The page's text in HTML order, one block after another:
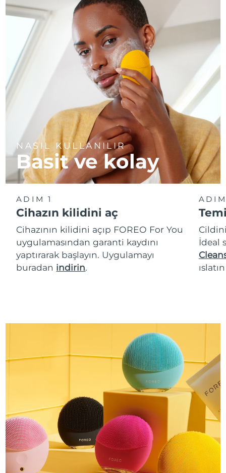
NASIL KULLANILIR
Basit ve kolay
ADIM 1
Cihazın kilidini aç
Cihazının kilidini açıp FOREO For You
uygulamasından garanti kaydını
yaptırarak başlayın. Uygulamayı
buradan indirin.
İdeal